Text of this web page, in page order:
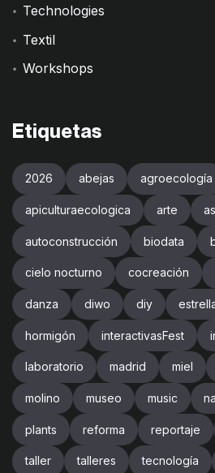
Technologies
Textil
Workshops
Etiquetas
2026 abejas agroecología
apiculturaecologica arte
autoconstrucción biodata
cielo nocturno cocreación
danza diwo diy
hormigón interactivasFest
laboratorio madrid miel
molino museo music
plants reforma reportaje
taller talleres tecnología